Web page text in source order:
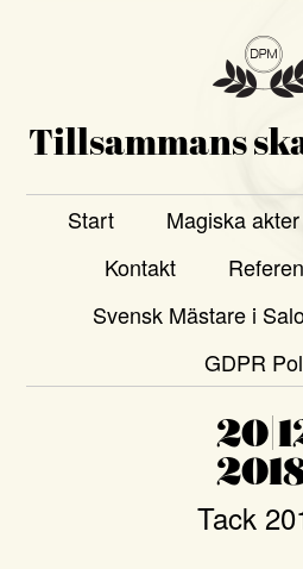
Tillsammans
Start Magiska akter
Kontakt
Svensk Mästare i
GDPR
Tack